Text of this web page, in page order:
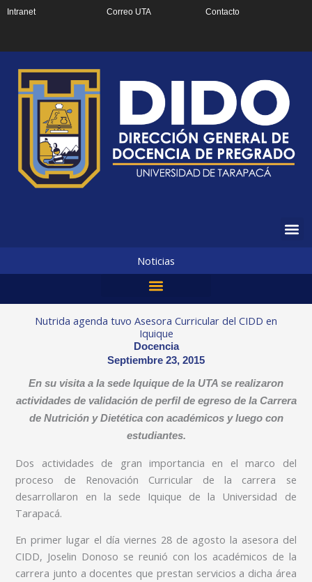
Intranet Correo UTA Contacto
Noticias
Nutrida agenda tuvo Asesora Curricular del CIDD en
Iquique
Docencia
Septiembre 23, 2015
En su visita a la sede Iquique de la UTA se realizaron
actividades de validación de perfil de egreso de la Carrera
de Nutrición y Dietética con académicos y luego con
estudiantes.
Dos actividades de gran importancia en el marco del
proceso de Renovación Curricular de la carrera se
desarrollaron en la sede Iquique de la Universidad de
Tarapacá.
En primer lugar el día viernes 28 de agosto la asesora del
CIDD, Joselin Donoso se reunió con los académicos de la
carrera junto a docentes que prestan servicios a dicha área